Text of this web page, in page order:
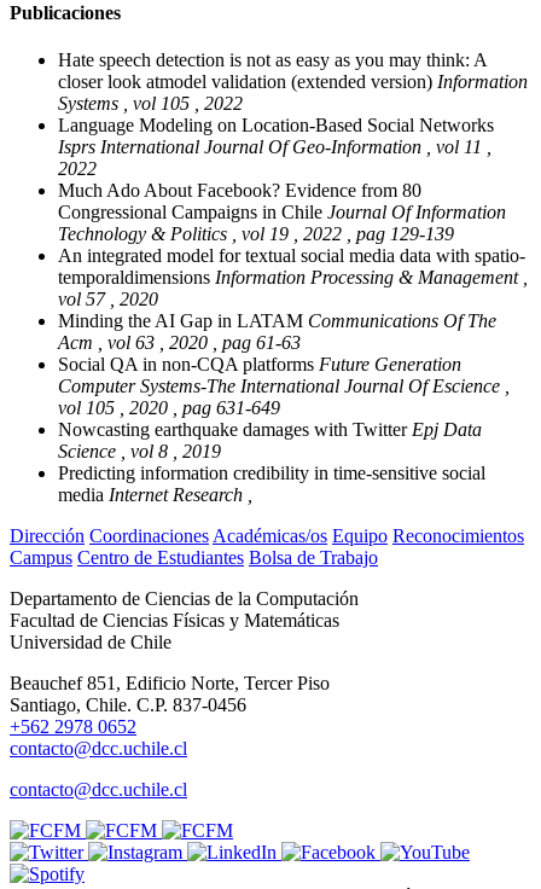
Publicaciones
Hate speech detection is not as easy as you may think: A
closer look atmodel validation (extended version) Information
Systems , vol 105 , 2022
Language Modeling on Location-Based Social Networks
Isprs International Journal Of Geo-Information , vol 11 ,
2022
Much Ado About Facebook? Evidence from 80
Congressional Campaigns in Chile Journal Of Information
Technology & Politics , vol 19 , 2022 , pag 129-139
An integrated model for textual social media data with spatio-
temporaldimensions Information Processing & Management ,
vol 57 , 2020
Minding the AI Gap in LATAM Communications Of The
Acm , vol 63 , 2020 , pag 61-63
Social QA in non-CQA platforms Future Generation
Computer Systems-The International Journal Of Escience ,
vol 105 , 2020 , pag 631-649
Nowcasting earthquake damages with Twitter Epj Data
Science , vol 8 , 2019
Predicting information credibility in time-sensitive social
media Internet Research ,
Dirección Coordinaciones Académicas/os Equipo Reconocimientos
Campus Centro de Estudiantes Bolsa de Trabajo
Departamento de Ciencias de la Computación
Facultad de Ciencias Físicas y Matemáticas
Universidad de Chile
Beauchef 851, Edificio Norte, Tercer Piso
Santiago, Chile. C.P. 837-0456
+562 2978 0652
contacto@dcc.uchile.cl
contacto@dcc.uchile.cl